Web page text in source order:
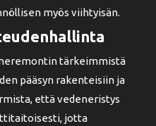
myös viihtyisän.
tärkeimmistä
pääsyn rakenteisiin ja
että vedeneristys
jotta